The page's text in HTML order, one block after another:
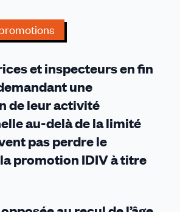
ne
pas
sur
les
tableaux
et inspecteurs en fin
une
de leur activité
au-delà de la limité
pas perdre le
promotion IDIV à titre